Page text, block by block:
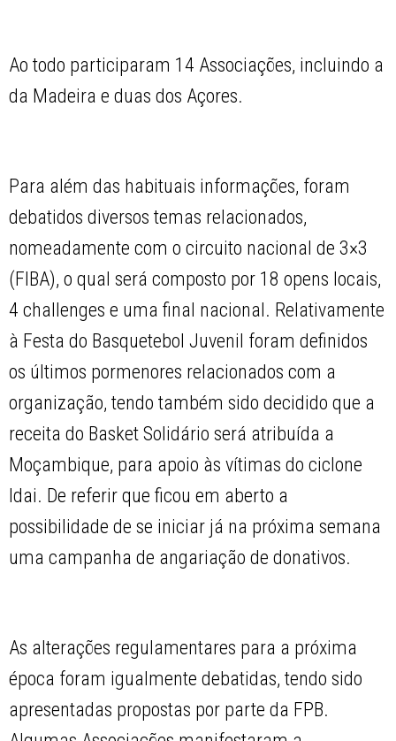
Ao todo participaram 14 Associações, incluindo a
da Madeira e duas dos Açores.
Para além das habituais informações, foram
debatidos diversos temas relacionados,
nomeadamente com o circuito nacional de 3×3
(FIBA), o qual será composto por 18 opens locais,
4 challenges e uma final nacional. Relativamente
à Festa do Basquetebol Juvenil foram definidos
os últimos pormenores relacionados com a
organização, tendo também sido decidido que a
receita do Basket Solidário será atribuída a
Moçambique, para apoio às vítimas do ciclone
Idai. De referir que ficou em aberto a
possibilidade de se iniciar já na próxima semana
uma campanha de angariação de donativos.
As alterações regulamentares para a próxima
época foram igualmente debatidas, tendo sido
apresentadas propostas por parte da FPB.